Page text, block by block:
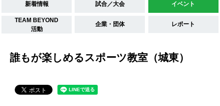
新着情報 試合／大会 イベント
TEAM BEYOND
活動
企業・団体 レポート
誰もが楽しめるスポーツ教室（城東）